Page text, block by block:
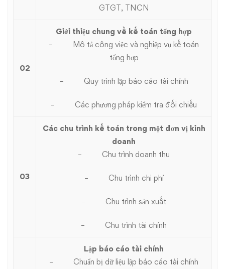
GTGT, TNCN
02
Giới thiệu chung về kế toán tổng hợp
– Mô tả công việc và nghiệp vụ kế toán
tổng hợp
– Quy trình lập báo cáo tài chính
– Các phương pháp kiểm tra đối chiếu
03
Các chu trình kế toán trong một đơn vị kinh
doanh
– Chu trình doanh thu
– Chu trình chi phí
– Chu trình sản xuất
– Chu trình tài chính
Lập báo cáo tài chính
– Chuẩn bị dữ liệu lập báo cáo tài chính